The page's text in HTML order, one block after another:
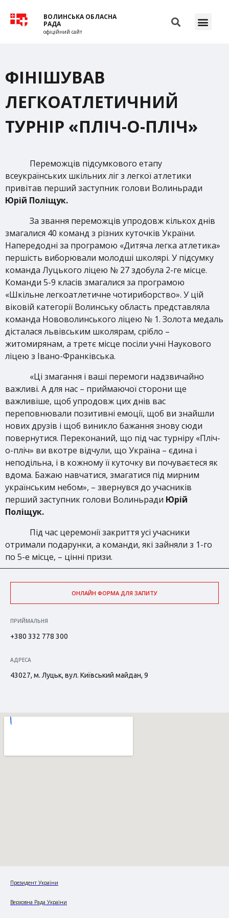
ВОЛИНСЬКА ОБЛАСНА
РАДА
офіційний сайт
ФІНІШУВАВ
ЛЕГКОАТЛЕТИЧНИЙ
ТУРНІР «ПЛІЧ-О-ПЛІЧ»
Переможців підсумкового етапу
всеукраїнських шкільних ліг з легкої атлетики
привітав перший заступник голови Волиньради
Юрій Поліщук.
За звання переможців упродовж кількох днів
змагалися 40 команд з різних куточків України.
Напередодні за програмою «Дитяча легка атлетика»
першість виборювали молодші школярі. У підсумку
команда Луцького ліцею № 27 здобула 2-ге місце.
Команди 5-9 класів змагалися за програмою
«Шкільне легкоатлетичне чотириборство». У цій
віковій категорії Волинську область представляла
команда Нововолинського ліцею № 1. Золота медаль
дісталася львівським школярам, срібло –
житомирянам, а третє місце посіли учні Наукового
ліцею з Івано-Франківська.
«Ці змагання і ваші перемоги надзвичайно
важливі. А для нас – приймаючої сторони ще
важливіше, щоб упродовж цих днів вас
переповнювали позитивні емоції, щоб ви знайшли
нових друзів і щоб виникло бажання знову сюди
повернутися. Переконаний, що під час турніру «Пліч-
о-пліч» ви вкотре відчули, що Україна – єдина і
неподільна, і в кожному її куточку ви почуваєтеся як
вдома. Бажаю навчатися, змагатися під мирним
українським небом», – звернувся до учасників
перший заступник голови Волиньради Юрій
Поліщук.
Під час церемонії закриття усі учасники
отримали подарунки, а команди, які зайняли з 1-го
по 5-е місце, – цінні призи.
ОНЛАЙН ФОРМА ДЛЯ ЗАПИТУ
ПРИЙМАЛЬНЯ
+380 332 778 300
АДРЕСА
43027, м. Луцьк, вул. Київський майдан, 9
Президент України
Верховна Рада України